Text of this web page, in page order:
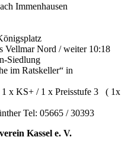
Immenhausen
Vellmar Nord / weiter 10:18
Siedlung
im Ratskeller“ in
x KS+ / 1 x Preisstufe 3 ( 1x
Tel: 05665 / 30393
Kassel e. V.